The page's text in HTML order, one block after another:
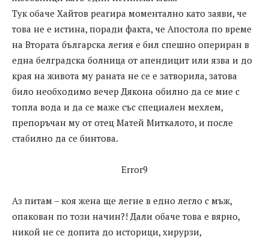
Тук обаче Хайтов реагира моментално като заяви, че
това не е истина, поради факта, че Апостола по време
на Втората българска легия е бил спешно опериран в
една белградска болница от апендицит или язва и до
края на живота му раната не се е затворила, затова
било необходимо вечер Дякона обилно да се мие с
топла вода и да се маже със специален мехлем,
препоръчан му от отец Матей Миткалото, и после
стабилно да се бинтова.
Error9
Аз питам – коя жена ще легне в едно легло с мъж,
опакован по този начин?! Дали обаче това е вярно,
никой не се допита до историци, хирурзи,